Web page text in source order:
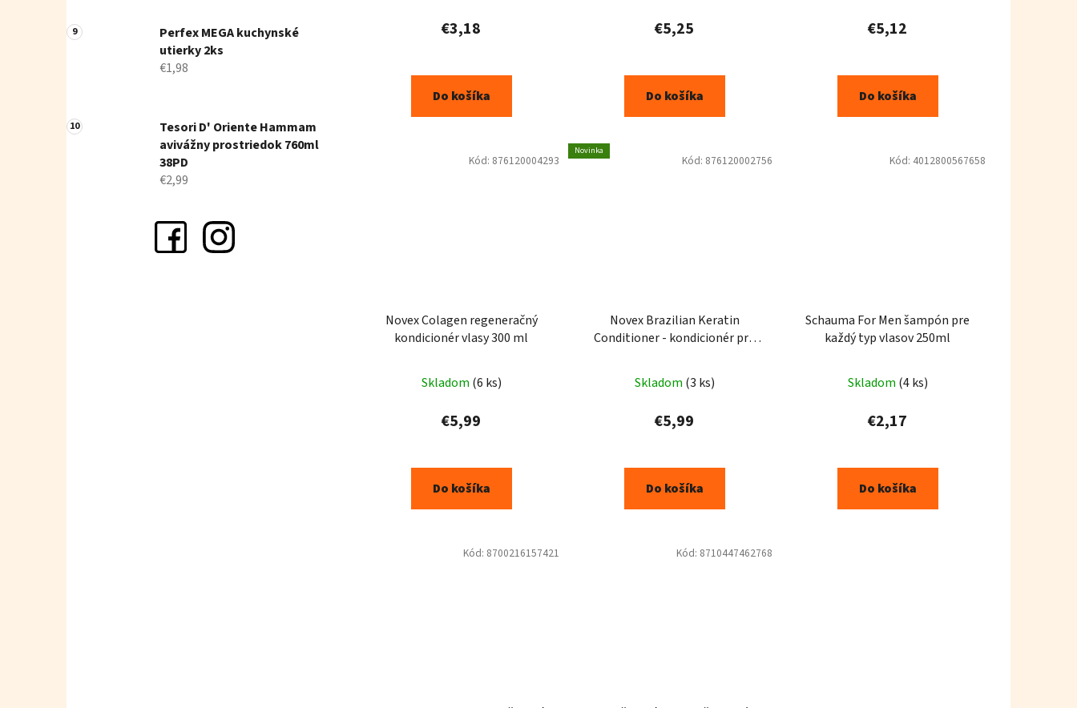
Perfex MEGA kuchynské
utierky 2ks
€1,98
Tesori D' Oriente Hammam
avivážny prostriedok 760ml
38PD
€2,99
€3,18
Do košíka
€5,25
Do košíka
€5,12
Do košíka
Novex Colagen regeneračný
kondicionér vlasy 300 ml
Skladom (6 ks)
€5,99
Do košíka
Kód: 876120004293
Novinka
Novex Brazilian Keratin
Conditioner - kondicionér pre
Skladom (3 ks)
€5,99
Do košíka
Kód: 876120002756
Schauma For Men šampón pre
každý typ vlasov 250ml
Skladom (4 ks)
€2,17
Do košíka
Kód: 4012800567658
Kód: 8700216157421 Kód: 8710447462768